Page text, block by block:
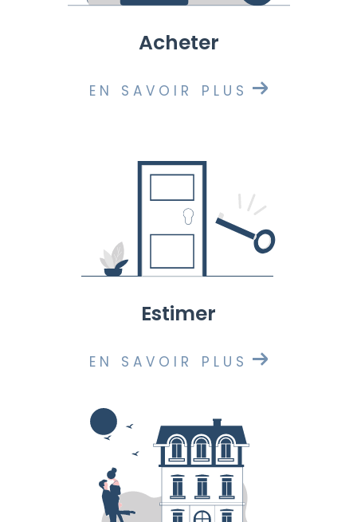
acheter
EN SAVOIR PLUS
estimer
EN SAVOIR PLUS